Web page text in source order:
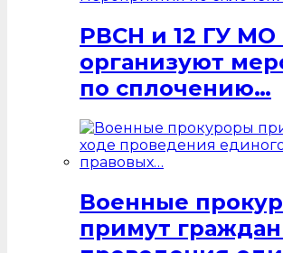
РВСН и 12 ГУ
организуют
по сплочению…
Военные
примут